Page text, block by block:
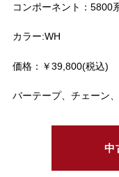
コンポーネント：5800
カラー:WH
価格：￥39,800(税込)
バーテープ、チェーン
中